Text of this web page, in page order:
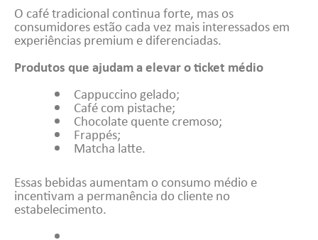
O café tradicional continua forte, mas os
consumidores estão cada vez mais interessados em
experiências premium e diferenciadas.
Produtos que ajudam a elevar o ticket médio
Cappuccino gelado;
Café com pistache;
Chocolate quente cremoso;
Frappés;
Matcha latte.
Essas bebidas aumentam o consumo médio e
incentivam a permanência do cliente no
estabelecimento.